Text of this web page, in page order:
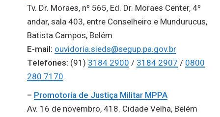
Tv. Dr. Moraes, nº 565, Ed. Dr. Moraes Center, 4º
andar, sala 403, entre Conselheiro e Mundurucus,
Batista Campos, Belém
E-mail: ouvidoria.sieds@segup.pa.gov.br
Telefones: (91) 3184 2900 / 3184 2907 / 0800
280 7170
– Promotoria de Justiça Militar MPPA
Av. 16 de novembro, 418. Cidade Velha, Belém